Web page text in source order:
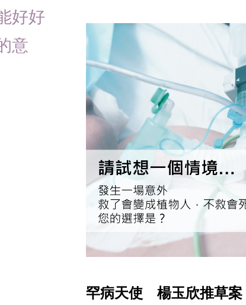
好好
意
罕病天使 楊玉欣推草案